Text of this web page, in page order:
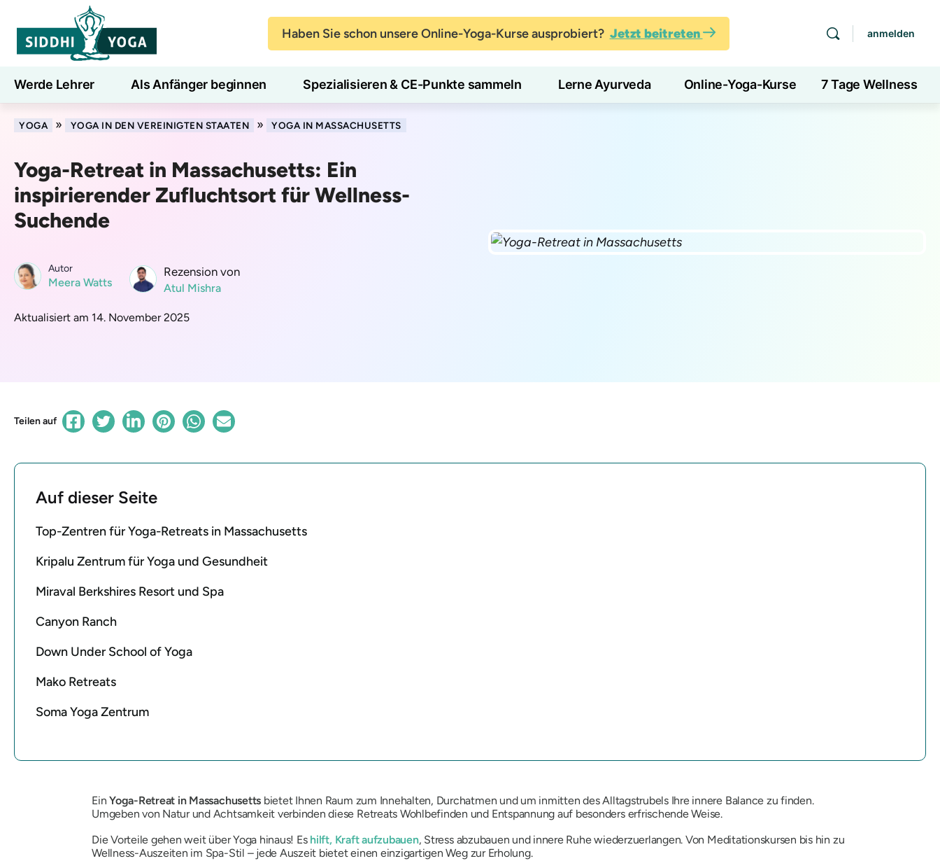
Haben Sie schon unsere Online-Yoga-Kurse ausprobiert? Jetzt beitreten anmelden
Werde Lehrer Als Anfänger beginnen Spezialisieren & CE-Punkte sammeln Lerne Ayurveda Online-Yoga-Kurse 7 Tage Wellness
Blog Lernen
YOGA » YOGA IN DEN VEREINIGTEN STAATEN » YOGA IN MASSACHUSETTS
Yoga-Retreat in Massachusetts: Ein
inspirierender Zufluchtsort für Wellness-
Suchende
Autor
Meera Watts
Rezension von
Atul Mishra
Aktualisiert am 14. November 2025
Teilen auf
Auf dieser Seite
Top-Zentren für Yoga-Retreats in Massachusetts
Kripalu Zentrum für Yoga und Gesundheit
Miraval Berkshires Resort und Spa
Canyon Ranch
Down Under School of Yoga
Mako Retreats
Soma Yoga Zentrum
EinYoga-Retreat in Massachusetts bietet Ihnen Raum zum Innehalten, Durchatmen und um inmitten des Alltagstrubels Ihre innere Balance zu finden.
Umgeben von Natur und Achtsamkeit verbinden diese Retreats Wohlbefinden und Entspannung auf besonders erfrischende Weise.
Die Vorteile gehen weit über Yoga hinaus! Es hilft, Kraft aufzubauen, Stress abzubauen und innere Ruhe wiederzuerlangen. Von Meditationskursen bis hin zu
Wellness-Auszeiten im Spa-Stil – jede Auszeit bietet einen einzigartigen Weg zur Erholung.